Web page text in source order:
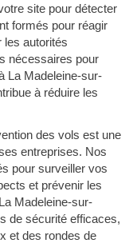
site pour détecter
formés pour réagir
les autorités
nécessaires pour
La Madeleine-sur-
à réduire les
des vols est une
entreprises. Nos
pour surveiller vos
et prévenir les
Madeleine-sur-
de sécurité efficaces,
et des rondes de